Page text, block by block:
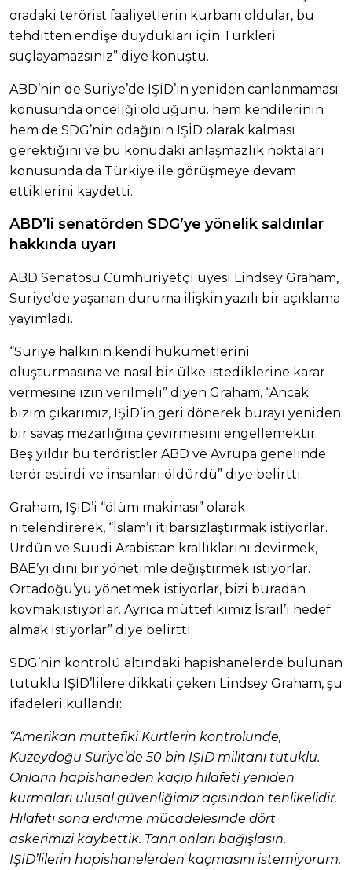
oradaki terörist faaliyetlerin kurbanı oldular, bu
tehditten endişe duydukları için Türkleri
suçlayamazsınız” diye konuştu.
ABD’nin de Suriye’de IŞİD’in yeniden canlanmaması
konusunda önceliği olduğunu. hem kendilerinin
hem de SDG’nin odağının IŞİD olarak kalması
gerektiğini ve bu konudaki anlaşmazlık noktaları
konusunda da Türkiye ile görüşmeye devam
ettiklerini kaydetti.
ABD’li senatörden SDG’ye yönelik saldırılar
hakkında uyarı
ABD Senatosu Cumhuriyetçi üyesi Lindsey Graham,
Suriye’de yaşanan duruma ilişkin yazılı bir açıklama
yayımladı.
“Suriye halkının kendi hükümetlerini
oluşturmasına ve nasıl bir ülke istediklerine karar
vermesine izin verilmeli” diyen Graham, “Ancak
bizim çıkarımız, IŞİD’in geri dönerek burayı yeniden
bir savaş mezarlığına çevirmesini engellemektir.
Beş yıldır bu teröristler ABD ve Avrupa genelinde
terör estirdi ve insanları öldürdü” diye belirtti.
Graham, IŞİD’i “ölüm makinası” olarak
nitelendirerek, “İslam’ı itibarsızlaştırmak istiyorlar.
Ürdün ve Suudi Arabistan krallıklarını devirmek,
BAE’yi dini bir yönetimle değiştirmek istiyorlar.
Ortadoğu’yu yönetmek istiyorlar, bizi buradan
kovmak istiyorlar. Ayrıca müttefikimiz İsrail’i hedef
almak istiyorlar” diye belirtti.
SDG’nin kontrolü altındaki hapishanelerde bulunan
tutuklu IŞİD’lilere dikkati çeken Lindsey Graham, şu
ifadeleri kullandı:
“Amerikan müttefiki Kürtlerin kontrolünde,
Kuzeydoğu Suriye’de 50 bin IŞİD militanı tutuklu.
Onların hapishaneden kaçıp hilafeti yeniden
kurmaları ulusal güvenliğimiz açısından tehlikelidir.
Hilafeti sona erdirme mücadelesinde dört
askerimizi kaybettik. Tanrı onları bağışlasın.
IŞİD’lilerin hapishanelerden kaçmasını istemiyorum.